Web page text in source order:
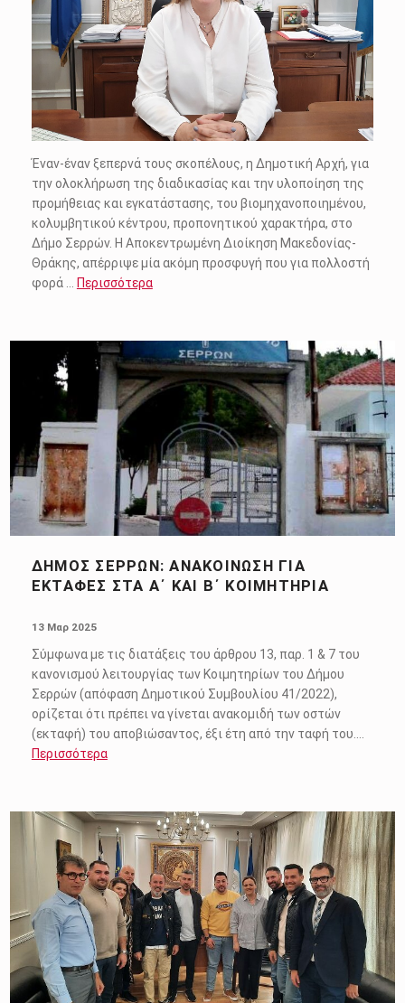
Έναν-έναν ξεπερνά τους σκοπέλους, η Δημοτική Αρχή, για
την ολοκλήρωση της διαδικασίας και την υλοποίηση της
προμήθειας και εγκατάστασης, του βιομηχανοποιημένου,
κολυμβητικού κέντρου, προπονητικού χαρακτήρα, στο
Δήμο Σερρών. Η Αποκεντρωμένη Διοίκηση Μακεδονίας-
Θράκης, απέρριψε μία ακόμη προσφυγή που για πολλοστή
φορά …
Περισσότερα
ΔΉΜΟΣ ΣΕΡΡΏΝ: ΑΝΑΚΟΊΝΩΣΗ ΓΙΑ
ΕΚΤΑΦΈΣ ΣΤΑ Α΄ ΚΑΙ Β΄ ΚΟΙΜΗΤΉΡΙΑ
13 Μαρ 2025
Σύμφωνα με τις διατάξεις του άρθρου 13, παρ. 1 & 7 του
κανονισμού λειτουργίας των Κοιμητηρίων του Δήμου
Σερρών (απόφαση Δημοτικού Συμβουλίου 41/2022),
ορίζεται ότι πρέπει να γίνεται ανακομιδή των οστών
(εκταφή) του αποβιώσαντος, έξι έτη από την ταφή του.…
Περισσότερα